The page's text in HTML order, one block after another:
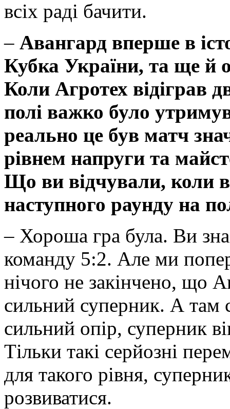
всіх раді бачити.
– Авангард вперше в
Кубка України, та ще й
Коли Агротех відіграв
полі важко було
реально це був матч
рівнем напруги та
Що ви відчували, коли
наступного раунду на
– Хороша гра була. Ви
команду 5:2. Але ми
нічого не закінчено, що
сильний суперник. А там
сильний опір, суперник
Тільки такі серйозні
для такого рівня,
розвиватися.